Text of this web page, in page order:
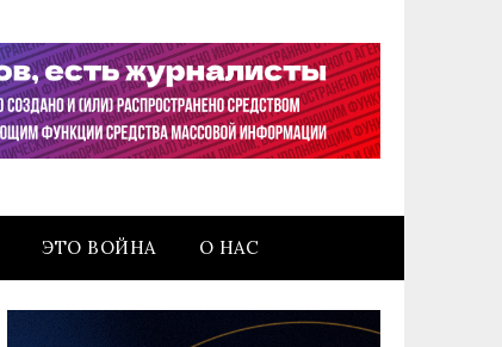
ЭТО ВОЙНА О НАС